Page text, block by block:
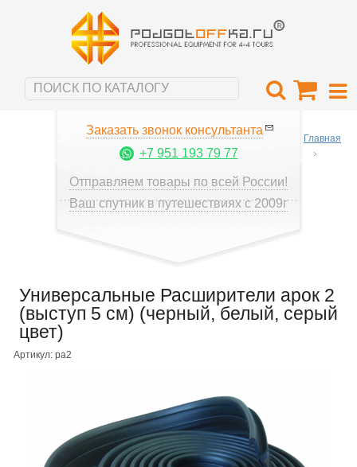
Заказать звонок консультанта
+7 951 193 79 77
Отправляем товары по всей России!
Ваш спутник в путешествиях с 2009г
Главная
Универсальные Расширители арок 2
(выступ 5 см) (черный, белый, серый
цвет)
Артикул: ра2